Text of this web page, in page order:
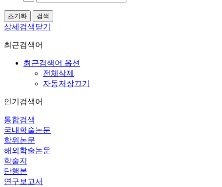
상세검색닫기
최근검색어
최근검색어 옵션
전체삭제
자동저장끄기
인기검색어
통합검색
국내학술논문
학위논문
해외학술논문
학술지
단행본
연구보고서